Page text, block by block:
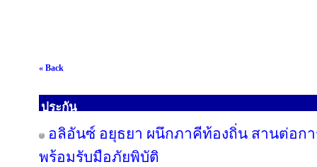
« Back
ประกัน
อลิอันซ์ อยุธยา ผนึกภาคีท้องถิ่น สานต่อก
พร้อมรับมือภัยพิบัติ